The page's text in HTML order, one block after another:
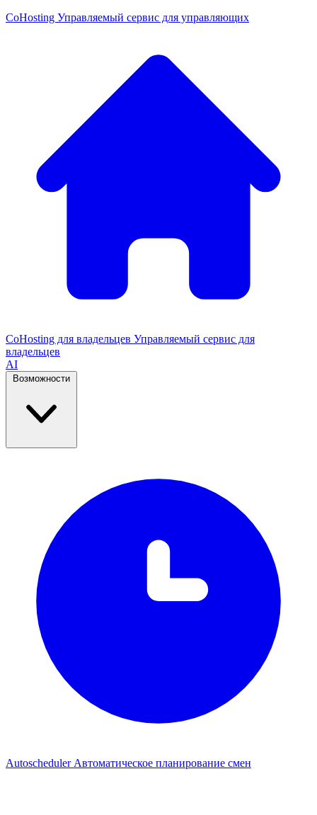
CoHosting Управляемый сервис для управляющих
CoHosting для владельцев Управляемый сервис для
владельцев
AI
Autoscheduler Автоматическое планирование смен